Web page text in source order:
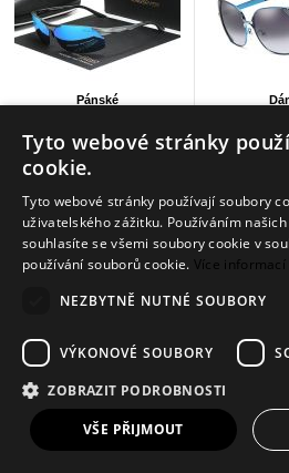
Pánské
13 produktů 11
Info
Dodání zboží
Kontakt
Copyright 2016 - 2026 © efise.cz
Tyto webové stránky
cookie.
Tyto webové stránky používají soubory
uživatelského zážitku. Používáním
souhlasíte se všemi soubory cookie v
používání souborů cookie. Více informací
NEZBYTNĚ NUTNÉ SOUBORY
VÝKONOVÉ SOUBORY
ZOBRAZIT PODROBNOSTI
VŠE PŘIJMOUT